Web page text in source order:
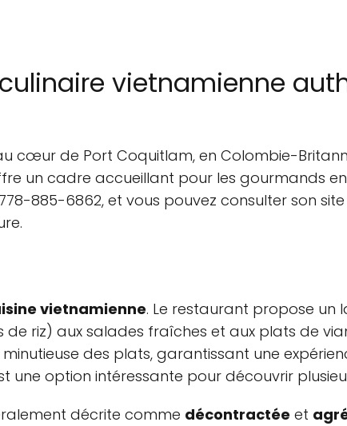
culinaire vietnamienne
cœur de Port Coquitlam, en Colombie-
un cadre accueillant pour les gourmands
885-6862, et vous pouvez consulter son site
vietnamienne. Le restaurant propose un
de riz) aux salades fraîches et aux plats de
des plats, garantissant une
une option intéressante pour découvrir
décrite comme décontractée et